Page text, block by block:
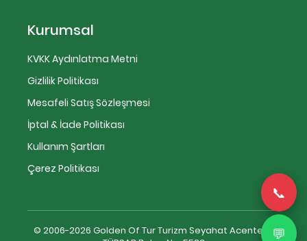
Kurumsal
KVKK Aydınlatma Metni
Gizlilik Politikası
Mesafeli Satış Sözleşmesi
İptal & İade Politikası
Kullanım Şartları
Çerez Politikası
© 2006-2026 Golden Of Tur Turizm Seyahat Acentesi |
📞
💬